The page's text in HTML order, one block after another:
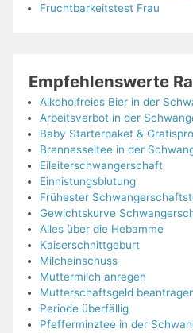
Fruchtbarkeitstest Frau
Empfehlenswerte
Alkoholfreies Bier in der
Arbeitsverbot in der
Baby Starterpaket &
Brennesseltee in der
Eileiterschwangerschaft
Einnistungsblutung
Frühester
Gewichtskurve
Alles über die Hebamme
Kaiserschnittgeburt
Milcheinschuss
Muttermilch anregen
Mutterschaftsgeld
Periode überfällig
Pfefferminztee in der